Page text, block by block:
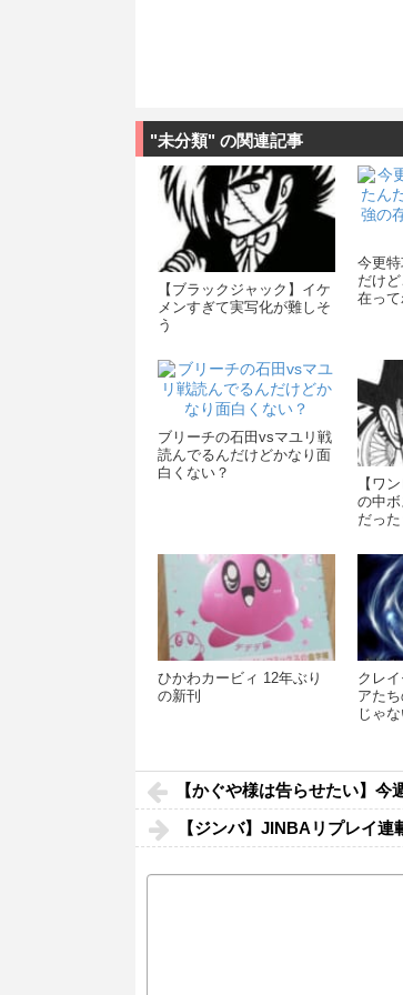
"未分類" の関連記事
【ブラックジャック】イケ
メンすぎて実写化が難しそ
う
今更
だけ
在っ
ブリーチの石田vsマユリ戦
読んでるんだけどかなり面
白くない？
【ワ
の中
だっ
ひかわカービィ 12年ぶり
の新刊
クレ
アた
じゃ
【かぐや様は告らせたい】今
【ジンバ】JINBAリプレイ